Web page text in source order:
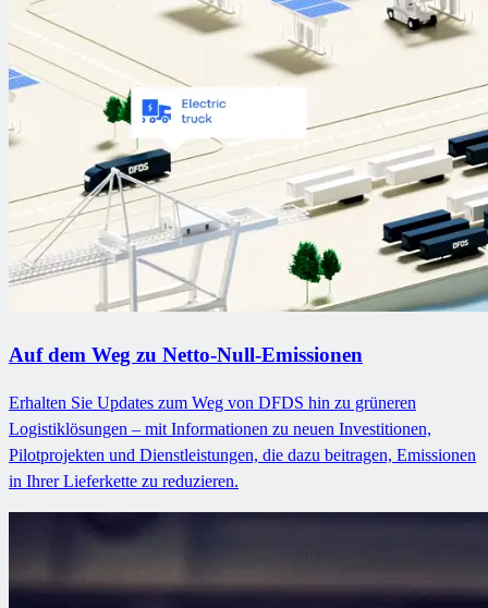
Auf dem Weg zu Netto-Null-Emissionen
Erhalten Sie Updates zum Weg von DFDS hin zu grüneren
Logistiklösungen – mit Informationen zu neuen Investitionen,
Pilotprojekten und Dienstleistungen, die dazu beitragen, Emissionen
in Ihrer Lieferkette zu reduzieren.